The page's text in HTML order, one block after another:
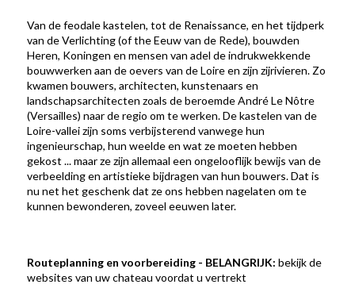
Van de feodale kastelen, tot de Renaissance, en het tijdperk
van de Verlichting (of the Eeuw van de Rede), bouwden
Heren, Koningen en mensen van adel de indrukwekkende
bouwwerken aan de oevers van de Loire en zijn zijrivieren. Zo
kwamen bouwers, architecten, kunstenaars en
landschapsarchitecten zoals de beroemde André Le Nôtre
(Versailles) naar de regio om te werken. De kastelen van de
Loire-vallei zijn soms verbijsterend vanwege hun
ingenieurschap, hun weelde en wat ze moeten hebben
gekost ... maar ze zijn allemaal een ongelooflijk bewijs van de
verbeelding en artistieke bijdragen van hun bouwers. Dat is
nu net het geschenk dat ze ons hebben nagelaten om te
kunnen bewonderen, zoveel eeuwen later.
Routeplanning en voorbereiding - BELANGRIJK: bekijk de
websites van uw chateau voordat u vertrekt